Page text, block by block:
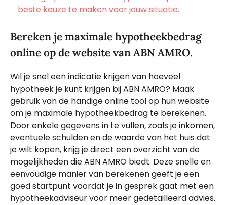
beste keuze te maken voor jouw situatie.
Bereken je maximale hypotheekbedrag
online op de website van ABN AMRO.
Wil je snel een indicatie krijgen van hoeveel
hypotheek je kunt krijgen bij ABN AMRO? Maak
gebruik van de handige online tool op hun website
om je maximale hypotheekbedrag te berekenen.
Door enkele gegevens in te vullen, zoals je inkomen,
eventuele schulden en de waarde van het huis dat
je wilt kopen, krijg je direct een overzicht van de
mogelijkheden die ABN AMRO biedt. Deze snelle en
eenvoudige manier van berekenen geeft je een
goed startpunt voordat je in gesprek gaat met een
hypotheekadviseur voor meer gedetailleerd advies.